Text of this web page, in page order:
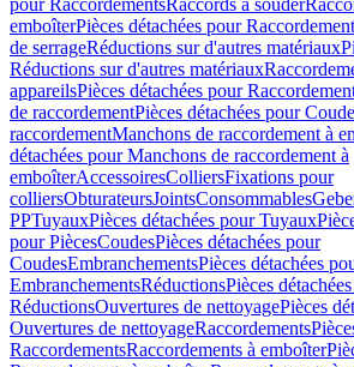
pour RaccordementsRaccords à souder
emboîterPièces détachées pour
de serrageRéductions sur d'autres matériaux
Réductions sur d'autres matériaux
appareilsPièces détachées pour
de raccordementPièces détachées pour
raccordementManchons de raccordement à
détachées pour Manchons de raccordement à
emboîterAccessoiresColliersFixations pour
colliersObturateursJointsConsommables
PPTuyauxPièces détachées pour Tuyaux
pour PiècesCoudesPièces détachées pour
CoudesEmbranchementsPièces détachées
EmbranchementsRéductionsPièces
RéductionsOuvertures de nettoyagePièces
Ouvertures de nettoyageRaccordements
RaccordementsRaccordements à emboîter